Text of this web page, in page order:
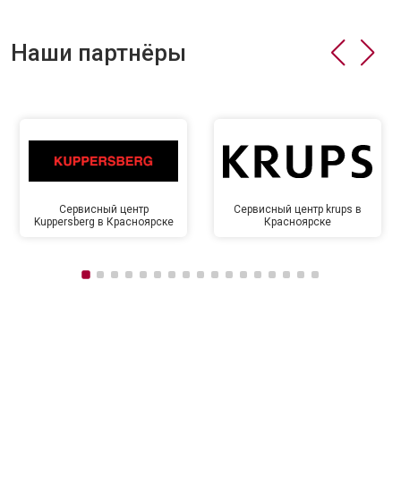
Наши партнёры
Сервисный центр
Kuppersberg в Красноярске
Сервисный центр krups в
Красноярске